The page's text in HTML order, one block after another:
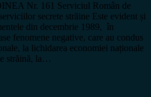
Nr. 161 Serviciul Român de
secrete străine Este evident și
din decembrie 1989, în
fenomene negative, care au condus
la lichidarea economiei naționale
străină, la…